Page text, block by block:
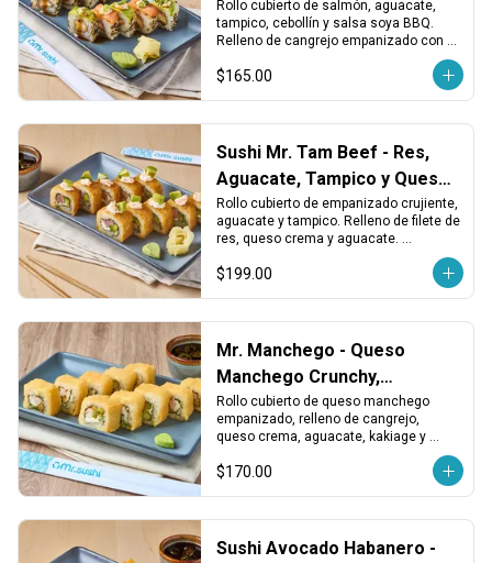
Tampico
Rollo cubierto de salmón, aguacate,
tampico, cebollín y salsa soya BBQ.
Relleno de cangrejo empanizado con
queso crema. Intenso, cremoso y con
gran contraste.
$165.00
Sushi Mr. Tam Beef - Res,
Aguacate, Tampico y Queso
Crema
Rollo cubierto de empanizado crujiente,
aguacate y tampico. Relleno de filete de
res, queso crema y aguacate.
dorada.
$199.00
Mr. Manchego - Queso
Manchego Crunchy,
Cangrejo y Aguacate
Rollo cubierto de queso manchego
empanizado, relleno de cangrejo,
queso crema, aguacate, kakiage y
toque picante.
$170.00
Sushi Avocado Habanero -